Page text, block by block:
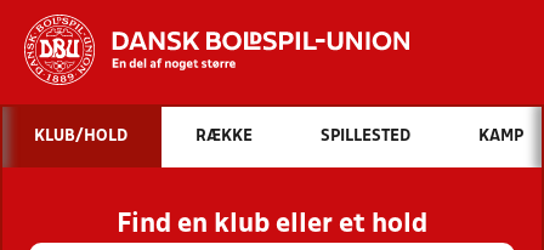
Hvad vil du søge efter?
INDHOLD OG NYHEDER
STILLINGER, RESULTATER, KLUBBER OG
KLUB/HOLD RÆKKE SPILLESTED KAMP
Find en klub eller et hold